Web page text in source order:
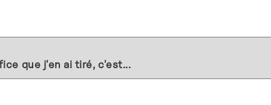
que j'en ai tiré, c'est...